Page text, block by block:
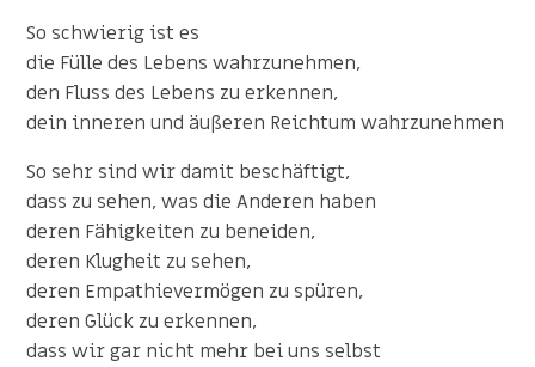
So schwierig ist es
die Fülle des Lebens wahrzunehmen,
den Fluss des Lebens zu erkennen,
dein inneren und äußeren Reichtum wahrzunehmen
So sehr sind wir damit beschäftigt,
dass zu sehen, was die Anderen haben
deren Fähigkeiten zu beneiden,
deren Klugheit zu sehen,
deren Empathievermögen zu spüren,
deren Glück zu erkennen,
dass wir gar nicht mehr bei uns selbst